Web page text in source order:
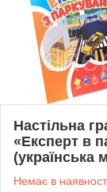
Настільна
«Експерт в
(українська
Немає в